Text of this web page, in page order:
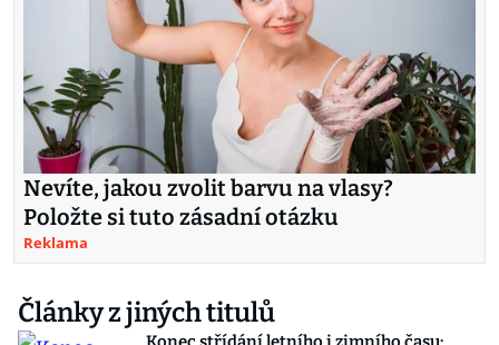
Nevíte, jakou zvolit barvu na vlasy?
Položte si tuto zásadní otázku
Reklama
Články z jiných titulů